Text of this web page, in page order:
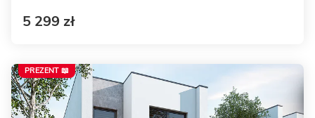
5 299 zł
PREZENT 📖